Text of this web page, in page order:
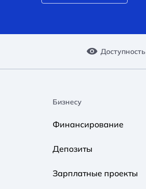
Доступность
Обычный
A A
Средний Большой
A A
Бизнесу
Финансирование
Депозиты
Зарплатные проекты